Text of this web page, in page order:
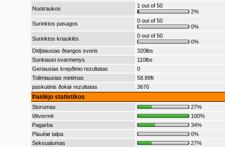
Nuotraukos
1 out of 50
2%
Surinktos pasagos
0 out of 50
0%
Surinktos kriauklës
0 out of 50
0%
Didþiausias ðtangos svoris
320lbs
Sunkiausi svarmenys
110lbs
Geriausias krepðinio rezultatas
0
Tolimiausias metimas
58.89ft
paskutinis ðokiø rezultatas
3670
Þaidëjo statistikos
Storumas
27%
Iðtvermë
100%
Pagarba
34%
Plauèiø talpa
0%
Seksualumas
27%